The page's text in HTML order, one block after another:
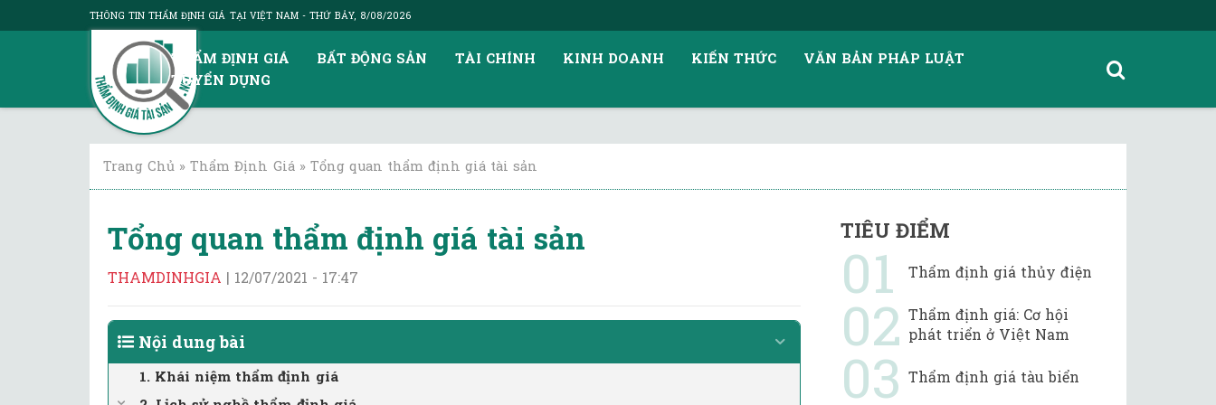
THÔNG TIN THẨM ĐỊNH GIÁ TẠI VIỆT NAM- THỨ BẢY, 8/08/2026
THẨM ĐỊNH GIÁ BẤT ĐỘNG SẢN TÀI CHÍNH KINH DOANH KIẾN THỨC
VĂN BẢN PHÁP LUẬT
TUYỂN DỤNG
Trang Chủ »Thẩm Định Giá» Tổng quan thẩm định giá tài sản
Tổng quan thẩm định giá tài sản
THAMDINHGIA | 12/07/2021 - 17:47
Nội dung bài
1. Khái niệm thẩm định giá
TIÊU ĐIỂM
Thẩm định giá thủy điện
Thẩm định giá: Cơ hội
phát triển ở Việt Nam
Thẩm định giá tàu biển